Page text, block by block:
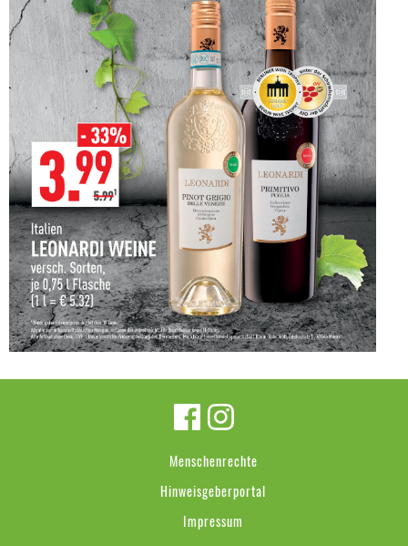
Menschenrechte
Hinweisgeberportal
Impressum